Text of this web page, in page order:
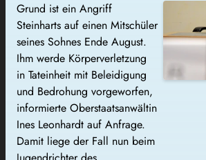
Grund ist ein Angriff
Steinharts auf einen Mitschüler
seines Sohnes Ende August.
Ihm werde Körperverletzung
in Tateinheit mit Beleidigung
und Bedrohung vorgeworfen,
informierte Oberstaatsanwältin
Ines Leonhardt auf Anfrage.
Damit liege der Fall nun beim